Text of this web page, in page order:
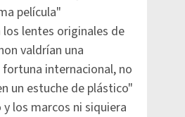
película"
los lentes originales de
valdrían una
internacional, no
un estuche de plástico"
los marcos ni siquiera